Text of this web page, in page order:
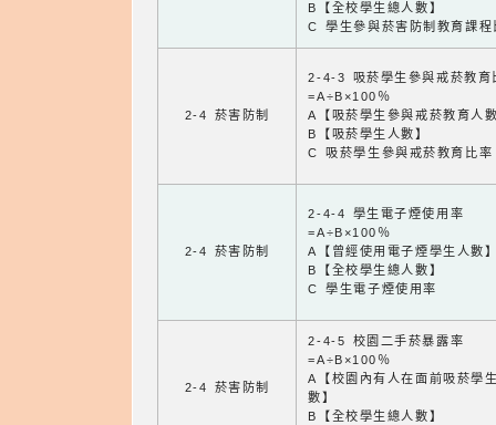
B【全校學生總人數】
C 學生參與菸害防制教育課程
2-4 菸害防制
2-4-3 吸菸學生參與戒菸教育
=A÷B×100％
A【吸菸學生參與戒菸教育人
B【吸菸學生人數】
C 吸菸學生參與戒菸教育比率
2-4 菸害防制
2-4-4 學生電子煙使用率
=A÷B×100％
A【曾經使用電子煙學生人數
B【全校學生總人數】
C 學生電子煙使用率
2-4 菸害防制
2-4-5 校園二手菸暴露率
=A÷B×100％
A【校園內有人在面前吸菸學
數】
B【全校學生總人數】